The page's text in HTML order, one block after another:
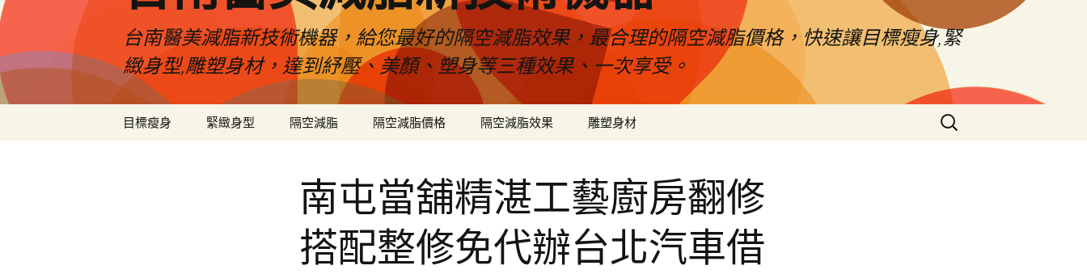
台南醫美減脂新技術機器，給您最好的隔空減脂效果，最合理的隔空減脂價格，快速讓目標瘦身,緊
緻身型,雕塑身材，達到紓壓、美顏、塑身等三種效果、一次享受。
目標瘦身 緊緻身型 隔空減脂 隔空減脂價格 隔空減脂效果 雕塑身材
搜
尋
南屯當舖精湛工藝廚房翻修
搭配整修免代辦台北汽車借